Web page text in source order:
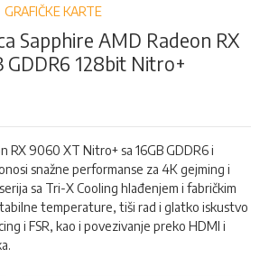
GRAFIČKE KARTE
Sapphire AMD Radeon RX
GDDR6 128bit Nitro+
RX 9060 XT Nitro+ sa 16GB GDDR6 i
snažne performanse za 4K gejming i
sa Tri-X Cooling hlađenjem i fabričkim
temperature, tiši rad i glatko iskustvo
i FSR, kao i povezivanje preko HDMI i